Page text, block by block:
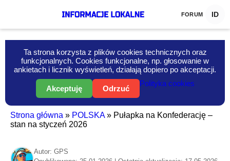
FORUM ID
Ta strona korzysta z plików cookies technicznych oraz
funkcjonalnych. Cookies funkcjonalne, np. głosowanie w
ankietach i licznik wyświetleń, działają dopiero po akceptacji.
Akceptuję Odrzuć
Polityka cookies
Strona główna » POLSKA » Pułapka na Konfederację –
stan na styczeń 2026
Autor: GPS